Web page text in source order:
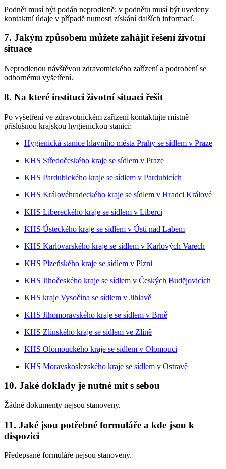
Podnět musí být podán neprodleně; v podnětu musí být uvedeny
kontaktní údaje v případě nutnosti získání dalších informací.
7. Jakým způsobem můžete zahájit řešení životní
situace
Neprodlenou návštěvou zdravotnického zařízení a podrobení se
odbornému vyšetření.
8. Na které instituci životní situaci řešit
Po vyšetření ve zdravotnickém zařízení kontaktujte místně
příslušnou krajskou hygienickou stanici:
Hygienická stanice hlavního města Prahy se sídlem v Praze
KHS Středočeského kraje se sídlem v Praze
KHS Pardubického kraje se sídlem v Pardubicích
KHS Královéhradeckého kraje se sídlem v Hradci Králové
KHS Libereckého kraje se sídlem v Liberci
KHS Ústeckého kraje se sídlem v Ústí nad Labem
KHS Karlovarského kraje se sídlem v Karlových Varech
KHS Plzeňského kraje se sídlem v Plzni
KHS Jihočeského kraje se sídlem v Českých Budějovicích
KHS kraje Vysočina se sídlem v Jihlavě
KHS Jihomoravského kraje se sídlem v Brně
KHS Zlínského kraje se sídlem ve Zlíně
KHS Olomouckého kraje se sídlem v Olomouci
KHS Moravskoslezského kraje se sídlem v Ostravě
10. Jaké doklady je nutné mít s sebou
Žádné dokumenty nejsou stanoveny.
11. Jaké jsou potřebné formuláře a kde jsou k
dispozici
Předepsané formuláře nejsou stanoveny.